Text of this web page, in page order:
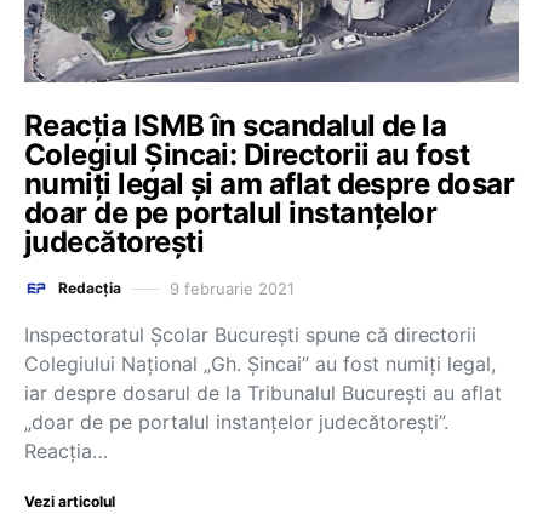
Reacția ISMB în scandalul de la
Colegiul Șincai: Directorii au fost
numiți legal și am aflat despre dosar
doar de pe portalul instanțelor
judecătorești
Redacția 9 februarie 2021
Inspectoratul Școlar București spune că directorii
Colegiului Național „Gh. Șincai” au fost numiți legal,
iar despre dosarul de la Tribunalul București au aflat
„doar de pe portalul instanțelor judecătorești”.
Reacția…
Vezi articolul